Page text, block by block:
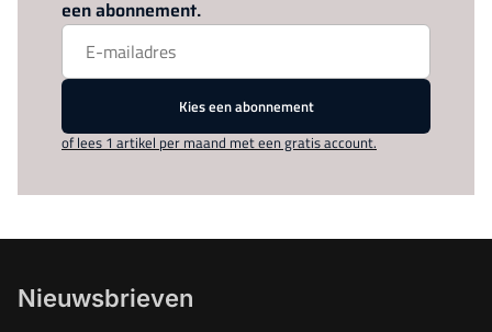
een abonnement.
Kies een abonnement
of lees 1 artikel per maand met een gratis account.
Nieuwsbrieven